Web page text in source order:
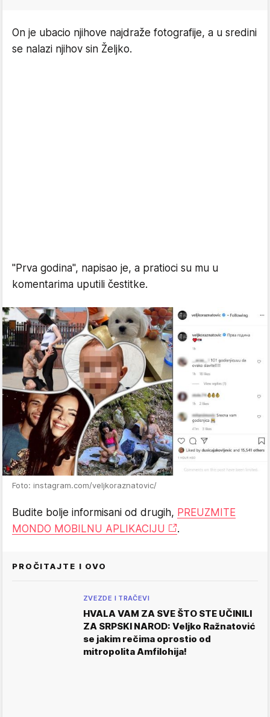
On je ubacio njihove najdraže fotografije, a u sredini
se nalazi njihov sin Željko.
"Prva godina", napisao je, a pratioci su mu u
komentarima uputili čestitke.
Foto: instagram.com/veljkoraznatovic/
Budite bolje informisani od drugih, PREUZMITE
MONDO MOBILNU APLIKACIJU
.
PROČITAJTE I OVO
ZVEZDE I TRAČEVI
HVALA VAM ZA SVE ŠTO STE UČINILI
ZA SRPSKI NAROD: Veljko Ražnatović
se jakim rečima oprostio od
mitropolita Amfilohija!